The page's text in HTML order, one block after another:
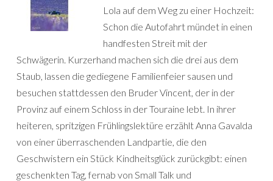
Lola auf dem Weg zu einer Hochzeit:
Schon die Autofahrt mündet in einen
handfesten Streit mit der
Schwägerin. Kurzerhand machen sich die drei aus dem
Staub, lassen die gediegene Familienfeier sausen und
besuchen stattdessen den Bruder Vincent, der in der
Provinz auf einem Schloss in der Touraine lebt. In ihrer
heiteren, spritzigen Frühlingslektüre erzählt Anna Gavalda
von einer überraschenden Landpartie, die den
Geschwistern ein Stück Kindheitsglück zurückgibt: einen
geschenkten Tag, fernab von Small Talk und